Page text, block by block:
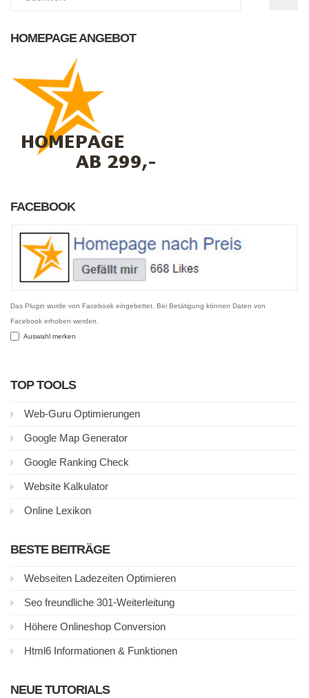
HOMEPAGE ANGEBOT
FACEBOOK
Das Plugin wurde von Facebook eingebettet. Bei Betätigung können Daten von
Facebook erhoben werden.
Auswahl merken
TOP TOOLS
Web-Guru Optimierungen
Google Map Generator
Google Ranking Check
Website Kalkulator
Online Lexikon
BESTE BEITRÄGE
Webseiten Ladezeiten Optimieren
Seo freundliche 301-Weiterleitung
Höhere Onlineshop Conversion
Html6 Informationen & Funktionen
NEUE TUTORIALS